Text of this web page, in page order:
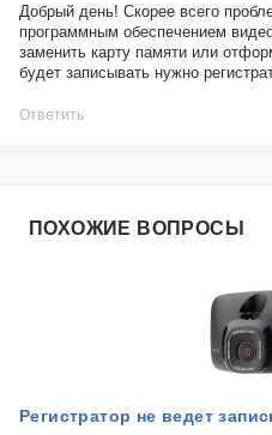
Добрый день! Скорее всего
программным обеспечением
заменить карту памяти или
будет записывать нужно
Ответить
ПОХОЖИЕ ВОПРОСЫ
Регистратор не ведет